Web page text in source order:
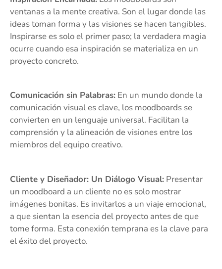
ventanas a la mente creativa. Son el lugar donde las
ideas toman forma y las visiones se hacen tangibles.
Inspirarse es solo el primer paso; la verdadera magia
ocurre cuando esa inspiración se materializa en un
proyecto concreto.
Comunicación sin Palabras: En un mundo donde la
comunicación visual es clave, los moodboards se
convierten en un lenguaje universal. Facilitan la
comprensión y la alineación de visiones entre los
miembros del equipo creativo.
Cliente y Diseñador: Un Diálogo Visual: Presentar
un moodboard a un cliente no es solo mostrar
imágenes bonitas. Es invitarlos a un viaje emocional,
a que sientan la esencia del proyecto antes de que
tome forma. Esta conexión temprana es la clave para
el éxito del proyecto.